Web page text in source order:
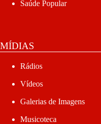
Saúde Popular
MÍDIAS
Rádios
Vídeos
Galerias de Imagens
Musicoteca